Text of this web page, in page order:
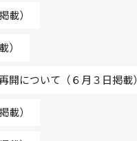
）
開について（６月３日掲載）
）